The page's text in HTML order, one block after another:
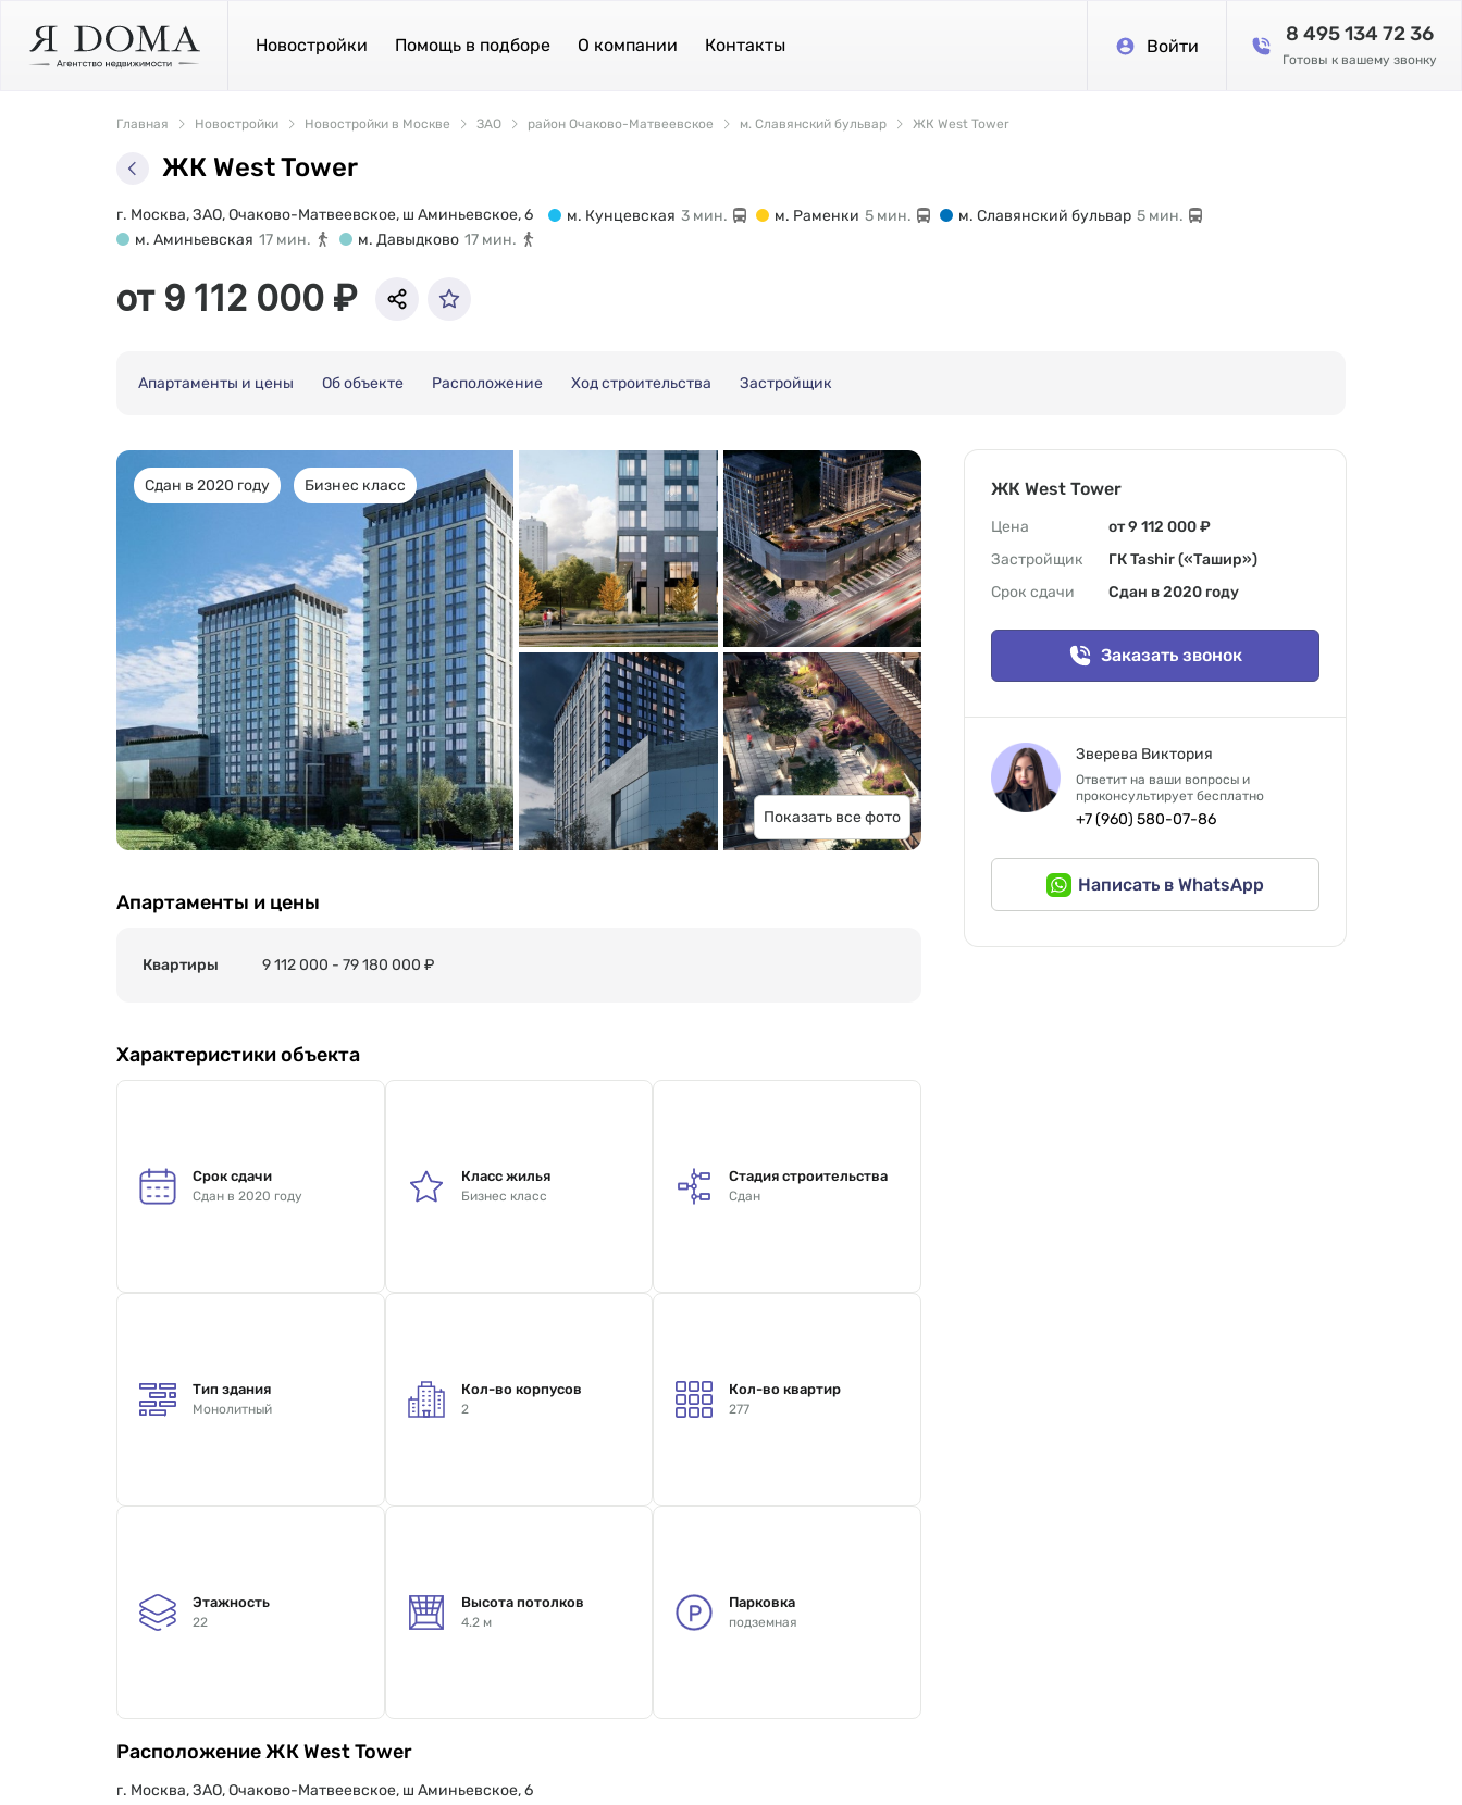
Новостройки Помощь в подборе О компании Контакты Войти
8 495 134 72 36
Готовы к вашему звонку
Главная Новостройки Новостройки в Москве ЗАО район Очаково-Матвеевское м. Славянский бульвар ЖК West Tower
ЖК West Tower
г. Москва, ЗАО, Очаково-Матвеевское, ш Аминьевское, 6 м. Кунцевская 3 мин. м. Раменки 5 мин. м. Славянский бульвар 5 мин.
м. Аминьевская 17 мин. м. Давыдково 17 мин.
от 9 112 000 ₽
Апартаменты и цены Об объекте Расположение Ход строительства Застройщик
Сдан в 2020 году Бизнес класс
Показать все фото
Апартаменты и цены
Квартиры 9 112 000 - 79 180 000 ₽
Характеристики объекта
Срок сдачи
Сдан в 2020 году
Класс жилья
Бизнес класс
Стадия строительства
Сдан
Тип здания
Монолитный
Кол-во корпусов
2
Кол-во квартир
277
Этажность
22
Высота потолков
4.2 м
Парковка
подземная
Расположение ЖК West Tower
г. Москва, ЗАО, Очаково-Матвеевское, ш Аминьевское, 6
ЖК West Tower
Цена
от 9 112 000 ₽
Застройщик
ГК Tashir («Ташир»)
Срок сдачи
Сдан в 2020 году
Заказать звонок
Зверева Виктория
Ответит на ваши вопросы и
проконсультирует бесплатно
+7 (960) 580-07-86
Написать в WhatsApp